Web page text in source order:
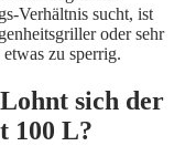
Verhältnis sucht, ist
oder sehr
zu sperrig.
sich der
100 L?